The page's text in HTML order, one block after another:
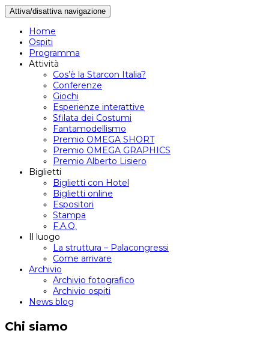
Attiva/disattiva navigazione
Home
Ospiti
Programma
Attività
Cos’è la Starcon Italia?
Conferenze
Giochi
Esperienze interattive
Sfilata dei Costumi
Fantamodellismo
Premio OMEGA SHORT
Premio OMEGA GRAPHICS
Premio Alberto Lisiero
Biglietti
Biglietti con Hotel
Biglietti online
Espositori
Stampa
F.A.Q.
Il luogo
La struttura – Palacongressi
Come arrivare
Archivio
Archivio fotografico
Archivio ospiti
News blog
Chi siamo